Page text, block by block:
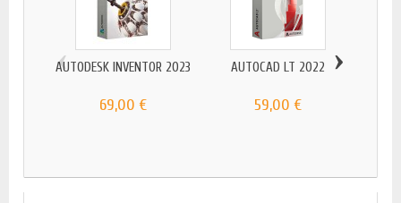
AUTODESK INVENTOR 2023
69,00 €
AUTOCAD LT 2022
59,00 €
‹ ›